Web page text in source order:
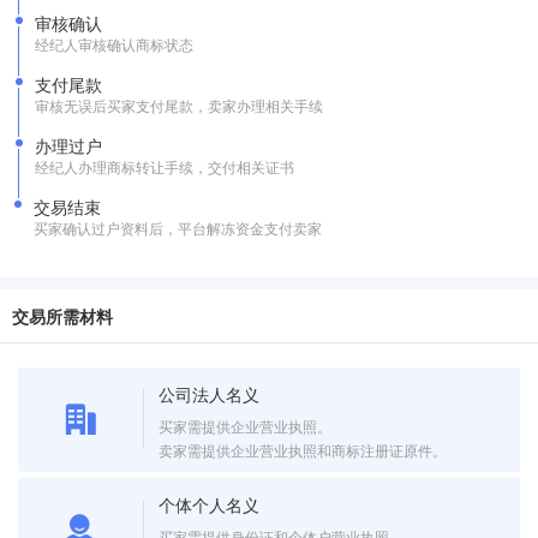
审核确认
经纪人审核确认商标状态
支付尾款
审核无误后买家支付尾款，卖家办理相关手续
办理过户
经纪人办理商标转让手续，交付相关证书
交易结束
买家确认过户资料后，平台解冻资金支付卖家
交易所需材料
公司法人名义
买家需提供企业营业执照。
卖家需提供企业营业执照和商标注册证原件。
个体个人名义